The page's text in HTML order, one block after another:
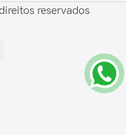
reservados